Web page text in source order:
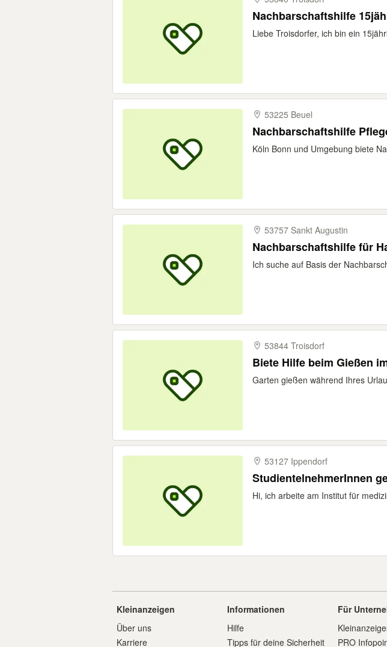
Nachbarschaftshilfe
Liebe Troisdorfer, ich bin ein
53225 Beuel
Nachbarschaftshilfe
Köln Bonn und Umgebung biete
53757 Sankt Augustin
Nachbarschaftshilfe für
Ich suche auf Basis der
53844 Troisdorf
Biete Hilfe beim Gießen
Garten gießen während Ihres
53127 Ippendorf
StudientelnehmerInnen
Hi, ich arbeite am Institut für
Kleinanzeigen
Über uns
Karriere
Informationen
Hilfe
Tipps für deine Sicherheit
Für
PRO